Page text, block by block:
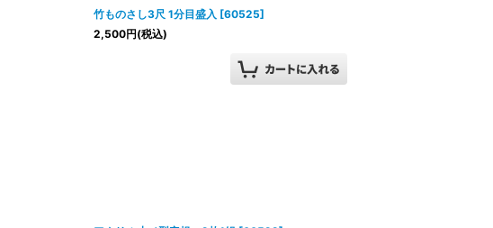
竹ものさし3尺 1分目盛入 [60525]
2,500円(税込)